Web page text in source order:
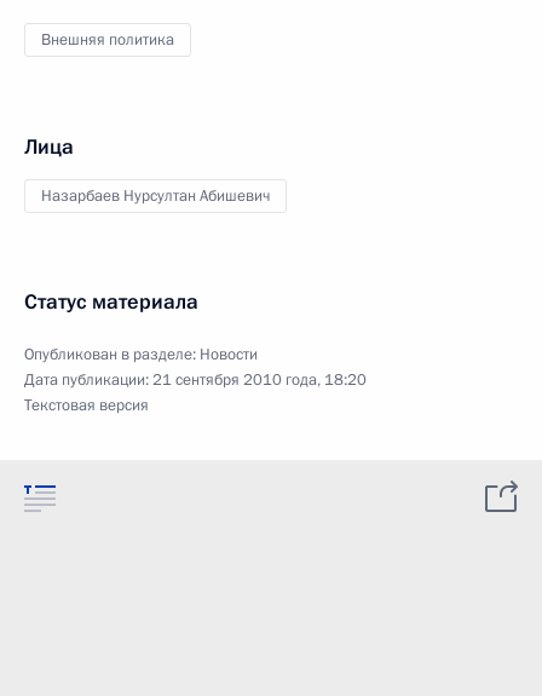
Внешняя политика
Лица
Назарбаев Нурсултан Абишевич
Статус материала
Опубликован в разделе: Новости
Дата публикации:21 сентября 2010 года, 18:20
Текстовая версия